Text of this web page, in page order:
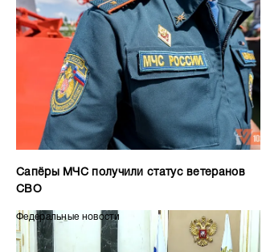
Сапёры МЧС получили статус ветеранов
СВО
Федеральные новости